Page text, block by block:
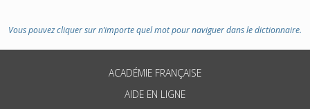
Vous pouvez cliquer sur n’importe quel mot pour naviguer dans le dictionnaire.
ACADÉMIE FRANÇAISE
AIDE EN LIGNE